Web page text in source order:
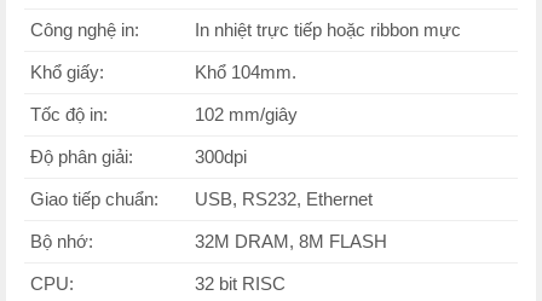
Công nghệ in: In nhiệt trực tiếp hoặc ribbon mực
Khổ giấy: Khổ 104mm.
Tốc độ in: 102 mm/giây
Độ phân giải: 300dpi
Giao tiếp chuẩn: USB, RS232, Ethernet
Bộ nhớ: 32M DRAM, 8M FLASH
CPU: 32 bit RISC